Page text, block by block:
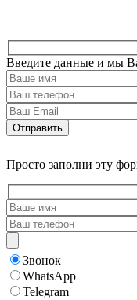
Введите данные и мы
Просто заполни эту
Звонок
WhatsApp
Telegram